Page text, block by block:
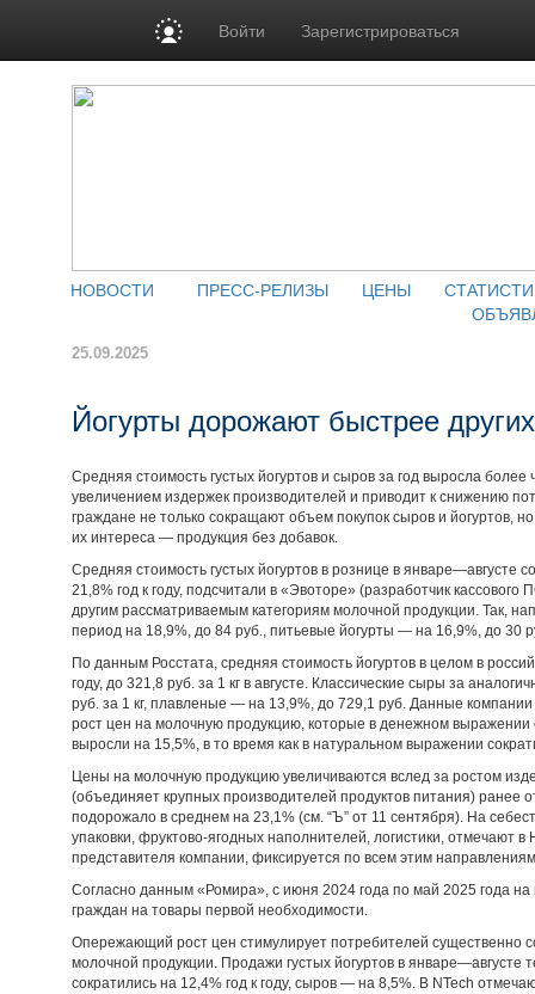
Войти Зарегистрироваться
НОВОСТИ ПРЕСС-РЕЛИЗЫ ЦЕНЫ
25.09.2025
Йогурты дорожают быстрее
Средняя стоимость густых йогуртов и сыров за год выросла
увеличением издержек производителей и приводит к снижению
граждане не только сокращают объем покупок сыров и йогуртов,
их интереса — продукция без добавок.
Средняя стоимость густых йогуртов в рознице в январе—августе
21,8% год к году, подсчитали в «Эвоторе» (разработчик
другим рассматриваемым категориям молочной продукции. Так,
период на 18,9%, до 84 руб., питьевые йогурты — на 16,9%, до 30
По данным Росстата, средняя стоимость йогуртов в целом в
году, до 321,8 руб. за 1 кг в августе. Классические сыры за
руб. за 1 кг, плавленые — на 13,9%, до 729,1 руб. Данные
рост цен на молочную продукцию, которые в денежном выражении
выросли на 15,5%, в то время как в натуральном выражении
Цены на молочную продукцию увеличиваются вслед за ростом
(объединяет крупных производителей продуктов питания) ранее
подорожало в среднем на 23,1% (см. “Ъ” от 11 сентября). На
упаковки, фруктово-ягодных наполнителей, логистики, отмечают
представителя компании, фиксируется по всем этим
Согласно данным «Ромира», с июня 2024 года по май 2025 года на
граждан на товары первой необходимости.
Опережающий рост цен стимулирует потребителей существенно
молочной продукции. Продажи густых йогуртов в январе—августе
сократились на 12,4% год к году, сыров — на 8,5%. В NTech